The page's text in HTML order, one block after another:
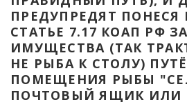
ПРЕДУПРЕДЯТ ПОНЕСЯ
СТАТЬЕ 7.17 КОАП РФ
ИМУЩЕСТВА (ТАК
НЕ РЫБА К СТОЛУ)
ПОМЕЩЕНИЯ РЫБЫ
ПОЧТОВЫЙ ЯЩИК ИЛИ